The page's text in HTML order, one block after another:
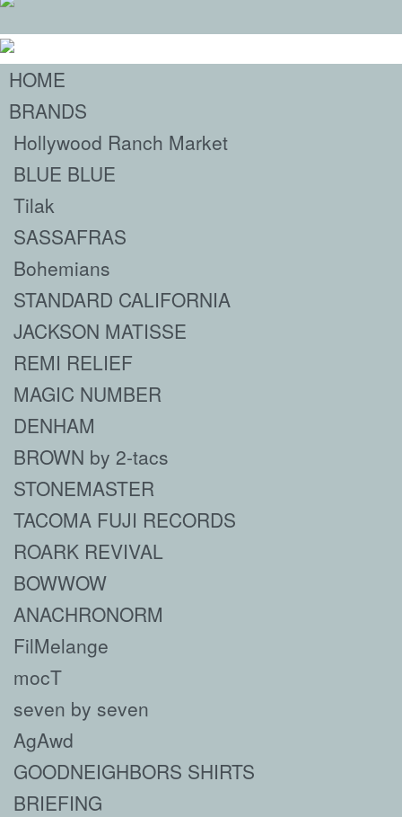
HOME
BRANDS
Hollywood Ranch Market
BLUE BLUE
Tilak
SASSAFRAS
Bohemians
STANDARD CALIFORNIA
JACKSON MATISSE
REMI RELIEF
MAGIC NUMBER
DENHAM
BROWN by 2-tacs
STONEMASTER
TACOMA FUJI RECORDS
ROARK REVIVAL
BOWWOW
ANACHRONORM
FilMelange
mocT
seven by seven
AgAwd
GOODNEIGHBORS SHIRTS
BRIEFING